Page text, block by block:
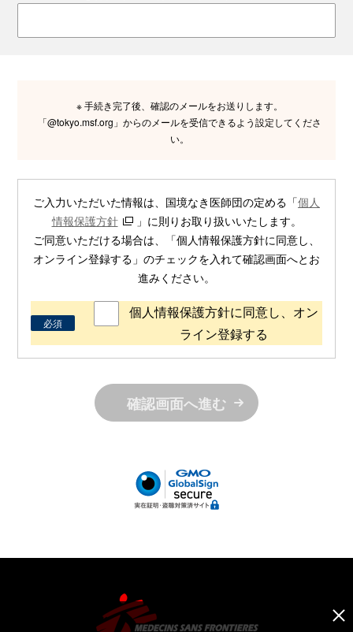
※ 手続き完了後、確認のメールをお送りします。
「@tokyo.msf.org」からのメールを受信できるよう設定してくださ
い。
ご入力いただいた情報は、国境なき医師団の定める「個人
情報保護方針
」に則りお取り扱いいたします。
ご同意いただける場合は、「個人情報保護方針に同意し、
オンライン登録する」のチェックを入れて確認画面へとお
進みください。
必須
個人情報保護方針に同意し、オン
ライン登録する
確認画面へ進む